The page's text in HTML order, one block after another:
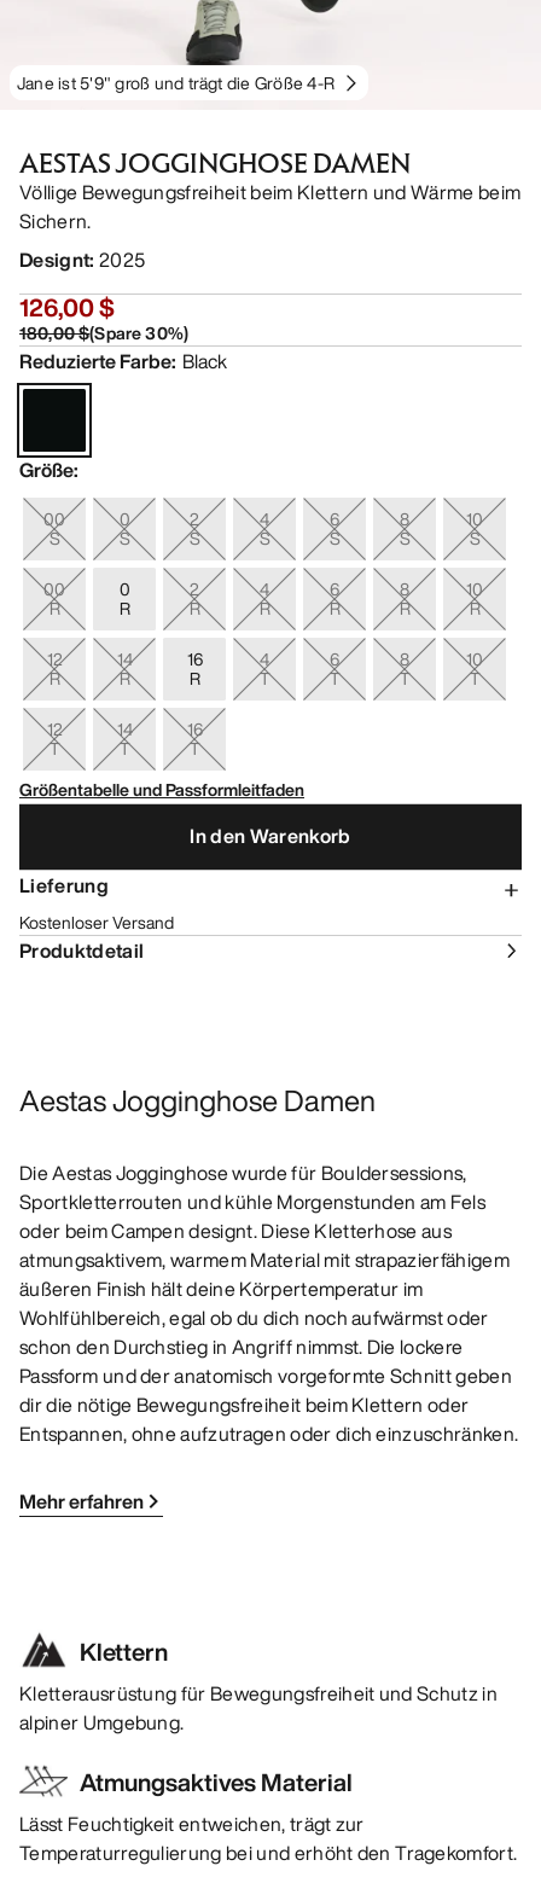
Jane ist 5'9" groß und trägt die Größe 4-R
AESTAS JOGGINGHOSE DAMEN
Völlige Bewegungsfreiheit beim Klettern und Wärme beim
Sichern.
Designt: 2025
126,00 $
180,00 $(Spare30%)
Reduzierte Farbe: Black
Größe:
00
S
0
S
2
S
4
S
6
S
8
S
10
S
00
R
0
R
2
R
4
R
6
R
8
R
10
R
12
R
14
R
16
R
4
T
6
T
8
T
10
T
12
T
14
T
16
T
Größentabelle und Passformleitfaden
In den Warenkorb
Lieferung
Kostenloser Versand
Produktdetail
Aestas Jogginghose Damen
Die Aestas Jogginghose wurde für Bouldersessions,
Sportkletterrouten und kühle Morgenstunden am Fels
oder beim Campen designt. Diese Kletterhose aus
atmungsaktivem, warmem Material mit strapazierfähigem
äußeren Finish hält deine Körpertemperatur im
Wohlfühlbereich, egal ob du dich noch aufwärmst oder
schon den Durchstieg in Angriff nimmst. Die lockere
Passform und der anatomisch vorgeformte Schnitt geben
dir die nötige Bewegungsfreiheit beim Klettern oder
Entspannen, ohne aufzutragen oder dich einzuschränken.
Mehr erfahren
Klettern
Kletterausrüstung für Bewegungsfreiheit und Schutz in
alpiner Umgebung.
Atmungsaktives Material
Lässt Feuchtigkeit entweichen, trägt zur
Temperaturregulierung bei und erhöht den Tragekomfort.